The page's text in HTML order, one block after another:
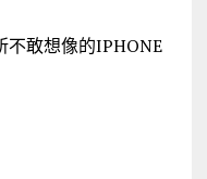
不敢想像的IPHONE